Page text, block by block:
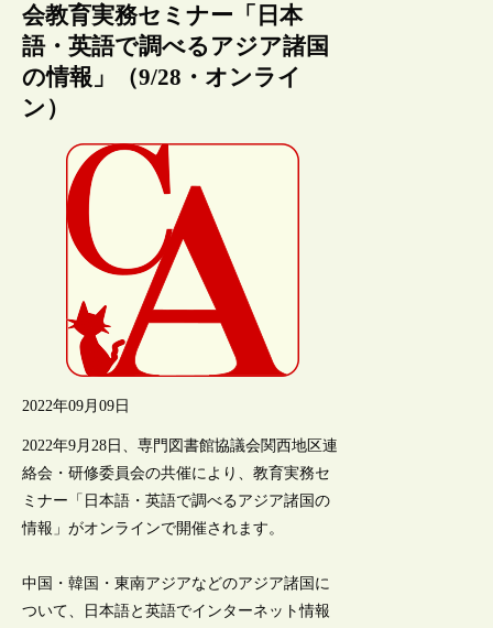
会教育実務セミナー「日本
語・英語で調べるアジア諸国
の情報」（9/28・オンライ
ン）
2022年09月09日
2022年9月28日、専門図書館協議会関西地区連
絡会・研修委員会の共催により、教育実務セ
ミナー「日本語・英語で調べるアジア諸国の
情報」がオンラインで開催されます。
中国・韓国・東南アジアなどのアジア諸国に
ついて、日本語と英語でインターネット情報